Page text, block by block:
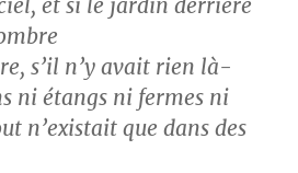
et si le jardin derrière
s’il n’y avait rien là-
ni étangs ni fermes ni
n’existait que dans des